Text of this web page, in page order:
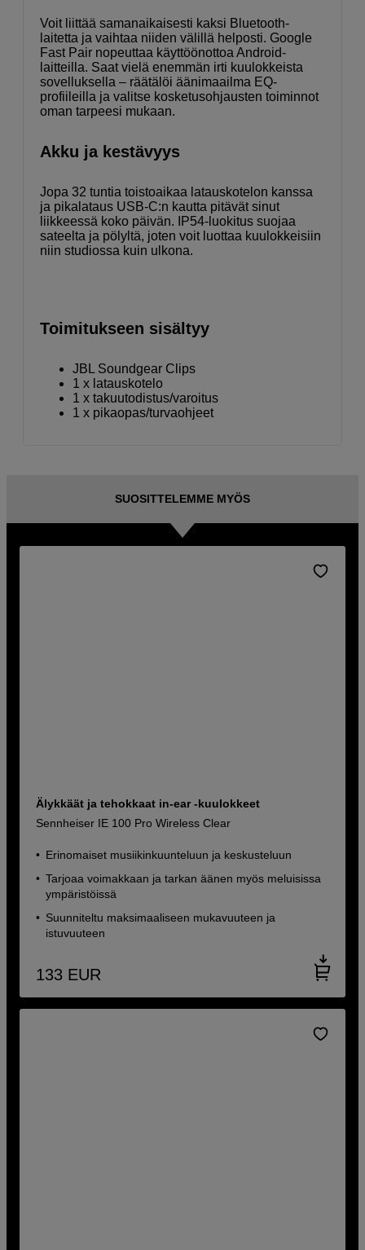
Voit liittää samanaikaisesti kaksi Bluetooth-
laitetta ja vaihtaa niiden välillä helposti. Google
Fast Pair nopeuttaa käyttöönottoa Android-
laitteilla. Saat vielä enemmän irti kuulokkeista
sovelluksella – räätälöi äänimaailma EQ-
profiileilla ja valitse kosketusohjausten toiminnot
oman tarpeesi mukaan.
Akku ja kestävyys
Jopa 32 tuntia toistoaikaa latauskotelon kanssa
ja pikalataus USB-C:n kautta pitävät sinut
liikkeessä koko päivän. IP54-luokitus suojaa
sateelta ja pölyltä, joten voit luottaa kuulokkeisiin
niin studiossa kuin ulkona.
Toimitukseen sisältyy
JBL Soundgear Clips
1 x latauskotelo
1 x takuutodistus/varoitus
1 x pikaopas/turvaohjeet
SUOSITTELEMME MYÖS
Älykkäät ja tehokkaat in-ear -kuulokkeet
Sennheiser IE 100 Pro Wireless Clear
Erinomaiset musiikinkuunteluun ja keskusteluun
Tarjoaa voimakkaan ja tarkan äänen myös meluisissa
ympäristöissä
Suunniteltu maksimaaliseen mukavuuteen ja
istuvuuteen
133 EUR